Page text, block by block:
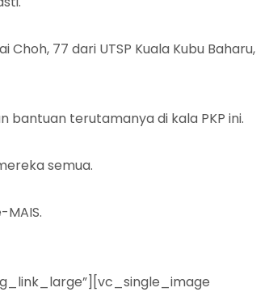
77 dari UTSP Kuala Kubu Baharu,
terutamanya di kala PKP ini.
semua.